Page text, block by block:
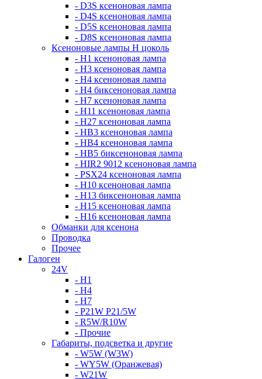
- D3S ксеноновая лампа
- D4S ксеноновая лампа
- D5S ксеноновая лампа
- D8S ксеноновая лампа
Ксеноновые лампы Н цоколь
- H1 ксеноновая лампа
- H3 ксеноновая лампа
- H4 ксеноновая лампа
- H4 биксеноновая лампа
- H7 ксеноновая лампа
- H11 ксеноновая лампа
- H27 ксеноновая лампа
- HB3 ксеноновая лампа
- HB4 ксеноновая лампа
- HB5 биксеноновая лампа
- HIR2 9012 ксеноновая лампа
- PSX24 ксеноновая лампа
- H10 ксеноновая лампа
- H13 биксеноновая лампа
- H15 ксеноновая лампа
- H16 ксеноновая лампа
Обманки для ксенона
Проводка
Прочее
Галоген
24V
- H1
- H4
- H7
- P21W P21/5W
- R5W/R10W
- Прочие
Габариты, подсветка и другие
- W5W (W3W)
- WY5W (Оранжевая)
- W21W